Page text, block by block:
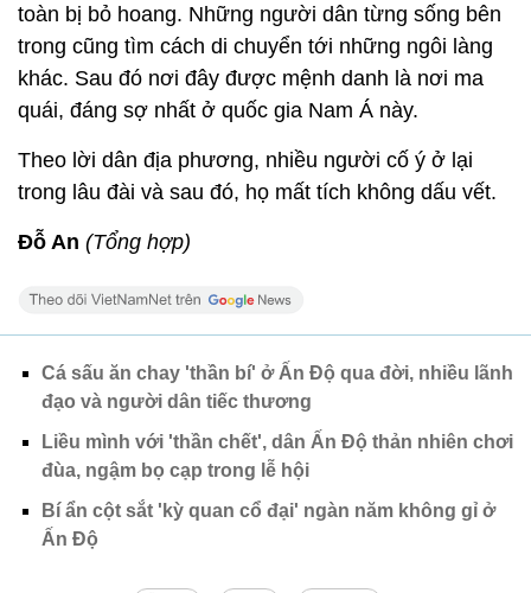
toàn bị bỏ hoang. Những người dân từng sống bên
trong cũng tìm cách di chuyển tới những ngôi làng
khác. Sau đó nơi đây được mệnh danh là nơi ma
quái, đáng sợ nhất ở quốc gia Nam Á này.
Theo lời dân địa phương, nhiều người cố ý ở lại
trong lâu đài và sau đó, họ mất tích không dấu vết.
Đỗ An (Tổng hợp)
Cá sấu ăn chay 'thần bí' ở Ấn Độ qua đời, nhiều lãnh
đạo và người dân tiếc thương
Liều mình với 'thần chết', dân Ấn Độ thản nhiên chơi
đùa, ngậm bọ cạp trong lễ hội
Bí ẩn cột sắt 'kỳ quan cổ đại' ngàn năm không gỉ ở
Ấn Độ